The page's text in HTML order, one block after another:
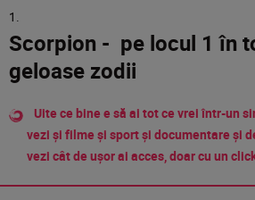
Scorpion - pe locul 1 în
geloase zodii
Uite ce bine e să ai tot ce vrei într-un
vezi și filme și sport și documentare și
vezi cât de ușor ai acces, doar cu un